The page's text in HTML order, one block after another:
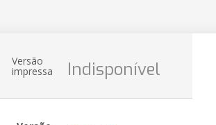
Versão
impressa Indisponível